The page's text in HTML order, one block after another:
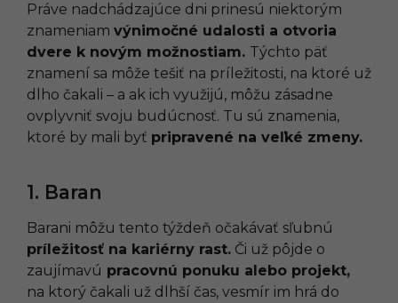
Práve nadchádzajúce dni prinesú niektorým
znameniam výnimočné udalosti a otvoria
dvere k novým možnostiam. Týchto päť
znamení sa môže tešiť na príležitosti, na ktoré už
dlho čakali – a ak ich využijú, môžu zásadne
ovplyvniť svoju budúcnosť. Tu sú znamenia,
ktoré by mali byť pripravené na veľké zmeny.
1. Baran
Barani môžu tento týždeň očakávať sľubnú
príležitosť na kariérny rast. Či už pôjde o
zaujímavú pracovnú ponuku alebo projekt,
na ktorý čakali už dlhší čas, vesmír im hrá do